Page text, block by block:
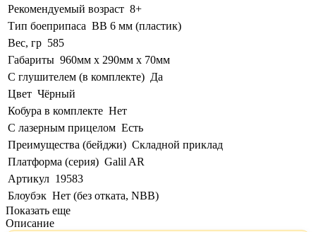
Рекомендуемый возраст 8+
Тип боеприпаса BB 6 мм (пластик)
Вес, гр 585
Габариты 960мм х 290мм х 70мм
С глушителем (в комплекте) Да
Цвет Чёрный
Кобура в комплекте Нет
С лазерным прицелом Есть
Преимущества (бейджи) Складной приклад
Платформа (серия) Galil AR
Артикул 19583
Блоубэк Нет (без отката, NBB)
Показать еще
Описание